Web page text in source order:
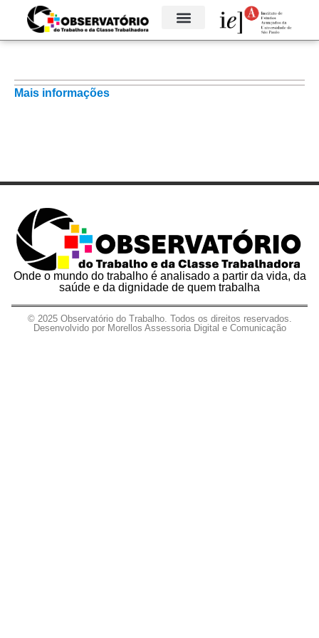
Mais informações
Onde o mundo do trabalho é analisado a partir da vida, da
saúde e da dignidade de quem trabalha
© 2025 Observatório do Trabalho. Todos os direitos reservados.
Desenvolvido por Morellos Assessoria Digital e Comunicação